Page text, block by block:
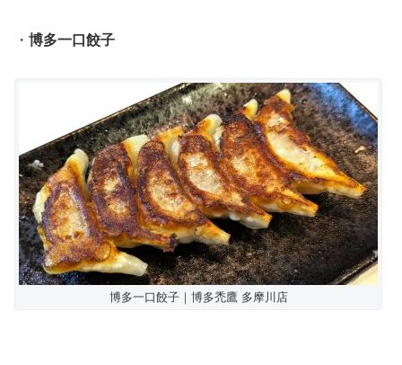
・ 博多一口餃子
博多一口餃子｜博多禿鷹 多摩川店